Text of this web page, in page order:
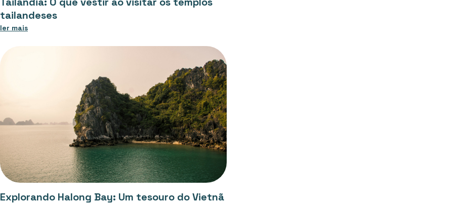
tailandeses
ler mais
Explorando Halong Bay: Um tesouro do Vietnã